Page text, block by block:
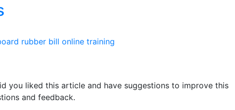
rubber bill online training
you liked this article and have suggestions to improve this
and feedback.